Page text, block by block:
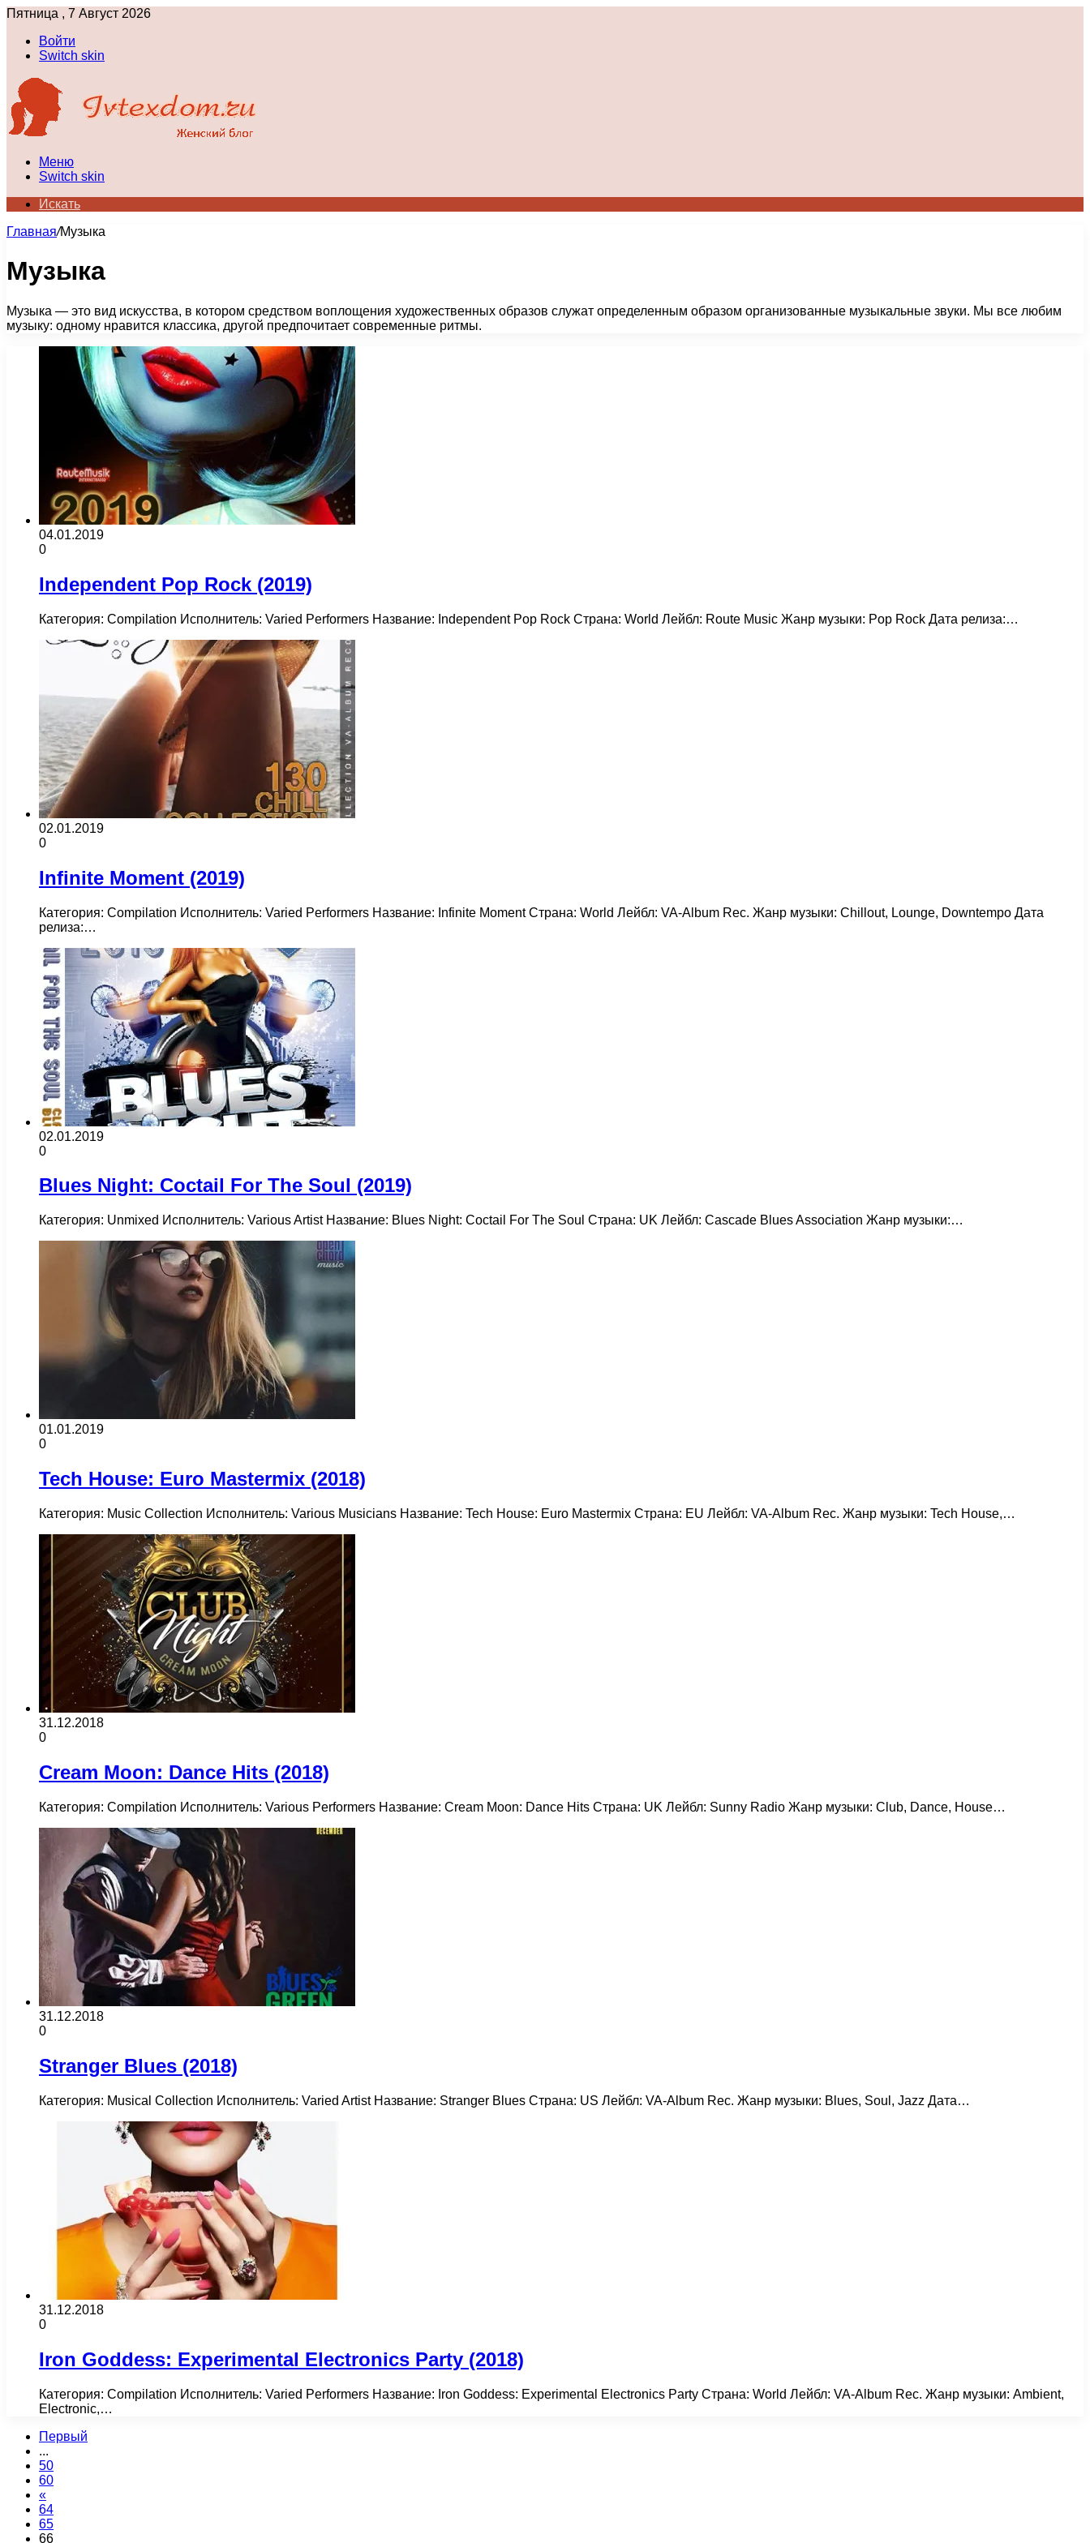
Пятница , 7 Август 2026
Войти
Switch skin
Меню
Switch skin
Искать
Главная/Музыка
Музыка
Музыка — это вид искусства, в котором средством воплощения художественных образов служат определенным образом организованные музыкальные звуки. Мы все любим
музыку: одному нравится классика, другой предпочитает современные ритмы.
04.01.2019
0
Independent Pop Rock (2019)
Категория: Compilation Исполнитель: Varied Performers Название: Independent Pop Rock Страна: World Лейбл: Route Music Жанр музыки: Pop Rock Дата релиза:…
02.01.2019
0
Infinite Moment (2019)
Категория: Compilation Исполнитель: Varied Performers Название: Infinite Moment Страна: World Лейбл: VA-Album Rec. Жанр музыки: Chillout, Lounge, Downtempo Дата
релиза:…
02.01.2019
0
Blues Night: Coctail For The Soul (2019)
Категория: Unmixed Исполнитель: Various Artist Название: Blues Night: Coctail For The Soul Страна: UK Лейбл: Cascade Blues Association Жанр музыки:…
01.01.2019
0
Tech House: Euro Mastermix (2018)
Категория: Music Collection Исполнитель: Various Musicians Название: Tech House: Euro Mastermix Страна: EU Лейбл: VA-Album Rec. Жанр музыки: Tech House,…
31.12.2018
0
Cream Moon: Dance Hits (2018)
Категория: Compilation Исполнитель: Various Performers Название: Cream Moon: Dance Hits Страна: UK Лейбл: Sunny Radio Жанр музыки: Club, Dance, House…
31.12.2018
0
Stranger Blues (2018)
Категория: Musical Collection Исполнитель: Varied Artist Название: Stranger Blues Страна: US Лейбл: VA-Album Rec. Жанр музыки: Blues, Soul, Jazz Дата…
31.12.2018
0
Iron Goddess: Experimental Electronics Party (2018)
Категория: Compilation Исполнитель: Varied Performers Название: Iron Goddess: Experimental Electronics Party Страна: World Лейбл: VA-Album Rec. Жанр музыки: Ambient,
Electronic,…
Первый
...
50
60
«
64
65
66